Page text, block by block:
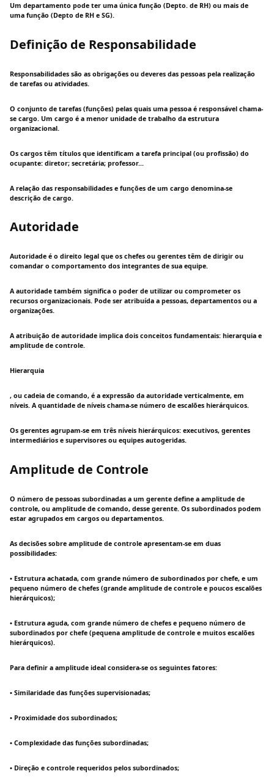
Um departamento pode ter uma única função (Depto. de RH) ou mais de
uma função (Depto de RH e SG).
Definição de Responsabilidade
Responsabilidades são as obrigações ou deveres das pessoas pela realização
de tarefas ou atividades.
O conjunto de tarefas (funções) pelas quais uma pessoa é responsável chama-
se cargo. Um cargo é a menor unidade de trabalho da estrutura
organizacional.
Os cargos têm títulos que identificam a tarefa principal (ou profissão) do
ocupante: diretor; secretária; professor...
A relação das responsabilidades e funções de um cargo denomina-se
descrição de cargo.
Autoridade
Autoridade é o direito legal que os chefes ou gerentes têm de dirigir ou
comandar o comportamento dos integrantes de sua equipe.
A autoridade também significa o poder de utilizar ou comprometer os
recursos organizacionais. Pode ser atribuída a pessoas, departamentos ou a
organizações.
A atribuição de autoridade implica dois conceitos fundamentais: hierarquia e
amplitude de controle.
Hierarquia
, ou cadeia de comando, é a expressão da autoridade verticalmente, em
níveis. A quantidade de níveis chama-se número de escalões hierárquicos.
Os gerentes agrupam-se em três níveis hierárquicos: executivos, gerentes
intermediários e supervisores ou equipes autogeridas.
Amplitude de Controle
O número de pessoas subordinadas a um gerente define a amplitude de
controle, ou amplitude de comando, desse gerente. Os subordinados podem
estar agrupados em cargos ou departamentos.
As decisões sobre amplitude de controle apresentam-se em duas
possibilidades:
• Estrutura achatada, com grande número de subordinados por chefe, e um
pequeno número de chefes (grande amplitude de controle e poucos escalões
hierárquicos);
• Estrutura aguda, com grande número de chefes e pequeno número de
subordinados por chefe (pequena amplitude de controle e muitos escalões
hierárquicos).
Para definir a amplitude ideal considera-se os seguintes fatores:
• Similaridade das funções supervisionadas;
• Proximidade dos subordinados;
• Complexidade das funções subordinadas;
• Direção e controle requeridos pelos subordinados;